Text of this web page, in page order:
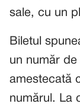
sale, cu un
Biletul
un număr
amestecată
numărul. La